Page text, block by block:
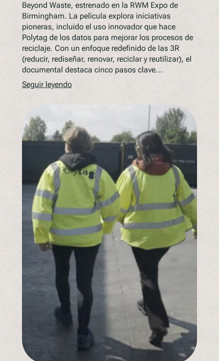
Beyond Waste, estrenado en la RWM Expo de
Birmingham. La película explora iniciativas
pioneras, incluido el uso innovador que hace
Polytag de los datos para mejorar los procesos de
reciclaje. Con un enfoque redefinido de las 3R
(reducir, rediseñar, renovar, reciclar y reutilizar), el
documental destaca cinco pasos clave...
Seguir leyendo